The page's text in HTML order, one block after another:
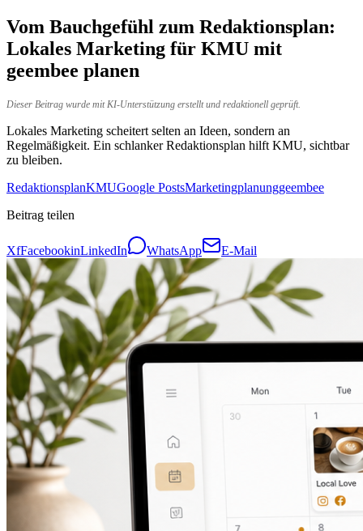
Vom Bauchgefühl zum Redaktionsplan:
Lokales Marketing für KMU mit
geembee planen
Dieser Beitrag wurde mit KI-Unterstützung erstellt und redaktionell geprüft.
Lokales Marketing scheitert selten an Ideen, sondern an
Regelmäßigkeit. Ein schlanker Redaktionsplan hilft KMU, sichtbar
zu bleiben.
RedaktionsplanKMUGoogle PostsMarketingplanunggeembee
Beitrag teilen
XfFacebookinLinkedIn WhatsApp E-Mail